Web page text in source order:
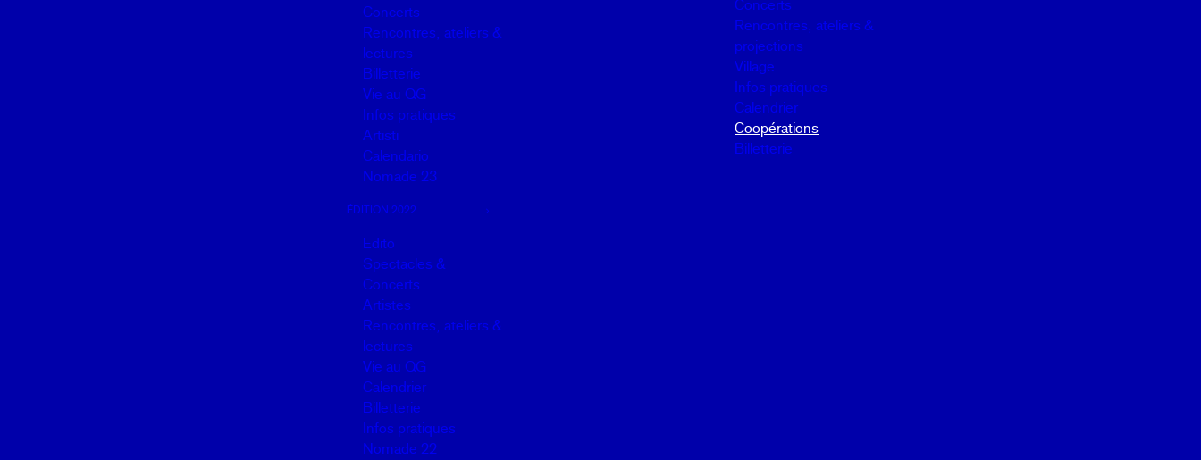
Concerts
Rencontres, ateliers &
lectures
Billetterie
Vie au QG
Infos pratiques
Artisti
Calendario
Nomade 23
ÉDITION 2022
Edito
Spectacles &
Concerts
Artistes
Rencontres, ateliers &
lectures
Vie au QG
Calendrier
Billetterie
Infos pratiques
Nomade 22
Concerts
Rencontres, ateliers &
projections
Village
Infos pratiques
Calendrier
Coopérations
Billetterie